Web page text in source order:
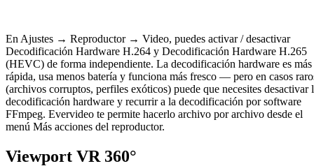
En Ajustes → Reproductor → Video, puedes activar / desactivar
Decodificación Hardware H.264 y Decodificación Hardware H.265
(HEVC) de forma independiente. La decodificación hardware es más
rápida, usa menos batería y funciona más fresco — pero en casos
(archivos corruptos, perfiles exóticos) puede que necesites desactivar
decodificación hardware y recurrir a la decodificación por software
FFmpeg. Evervideo te permite hacerlo archivo por archivo desde el
menú Más acciones del reproductor.
Viewport VR 360°